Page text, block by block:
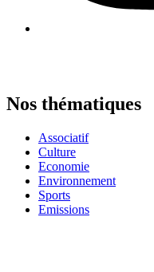
Nos thématiques
Associatif
Culture
Economie
Environnement
Sports
Emissions